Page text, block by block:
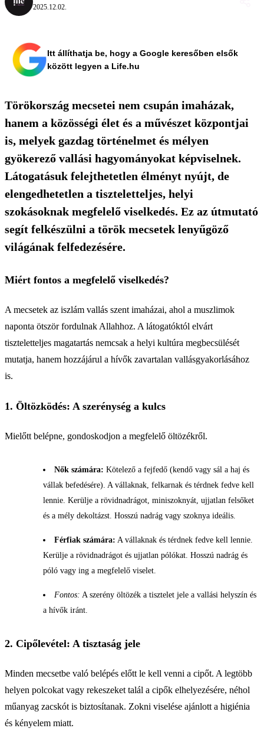
2025.12.02.
Itt állíthatja be, hogy a Google keresőben elsők
között legyen a Life.hu
Törökország mecsetei nem csupán imaházak,
hanem a közösségi élet és a művészet központjai
is, melyek gazdag történelmet és mélyen
gyökerező vallási hagyományokat képviselnek.
Látogatásuk felejthetetlen élményt nyújt, de
elengedhetetlen a tiszteletteljes, helyi
szokásoknak megfelelő viselkedés. Ez az útmutató
segít felkészülni a török mecsetek lenyűgöző
világának felfedezésére.
Miért fontos a megfelelő viselkedés?
A mecsetek az iszlám vallás szent imaházai, ahol a muszlimok
naponta ötször fordulnak Allahhoz. A látogatóktól elvárt
tiszteletteljes magatartás nemcsak a helyi kultúra megbecsülését
mutatja, hanem hozzájárul a hívők zavartalan vallásgyakorlásához
is.
1. Öltözködés: A szerénység a kulcs
Mielőtt belépne, gondoskodjon a megfelelő öltözékről.
Nők számára: Kötelező a fejfedő (kendő vagy sál a haj és
vállak befedésére). A vállaknak, felkarnak és térdnek fedve kell
lennie. Kerülje a rövidnadrágot, miniszoknyát, ujjatlan felsőket
és a mély dekoltázst. Hosszú nadrág vagy szoknya ideális.
Férfiak számára: A vállaknak és térdnek fedve kell lennie.
Kerülje a rövidnadrágot és ujjatlan pólókat. Hosszú nadrág és
póló vagy ing a megfelelő viselet.
Fontos: A szerény öltözék a tisztelet jele a vallási helyszín és
a hívők iránt.
2. Cipőlevétel: A tisztaság jele
Minden mecsetbe való belépés előtt le kell venni a cipőt. A legtöbb
helyen polcokat vagy rekeszeket talál a cipők elhelyezésére, néhol
műanyag zacskót is biztosítanak. Zokni viselése ajánlott a higiénia
és kényelem miatt.